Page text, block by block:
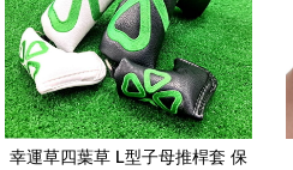
幸運草四葉草 L型子母推桿套 保